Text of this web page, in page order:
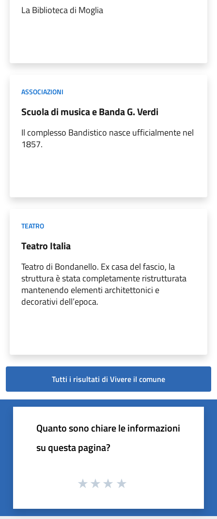
La Biblioteca di Moglia
ASSOCIAZIONI
Scuola di musica e Banda G. Verdi
Il complesso Bandistico nasce ufficialmente nel
1857.
TEATRO
Teatro Italia
Teatro di Bondanello. Ex casa del fascio, la
struttura è stata completamente ristrutturata
mantenendo elementi architettonici e
decorativi dell’epoca.
Tutti i risultati di Vivere il comune
Quanto sono chiare le informazioni
su questa pagina?